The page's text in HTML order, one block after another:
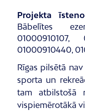
Projekta
Bābelītes
01000910107,
01000910440,
Rīgas pilsētā
sporta un
tam atbilstošā
vispiemērotākā